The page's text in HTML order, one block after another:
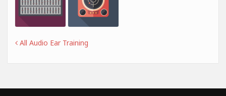
All Audio Ear Training